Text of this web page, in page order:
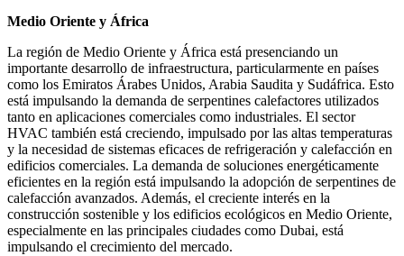
Medio Oriente y África
La región de Medio Oriente y África está presenciando un
importante desarrollo de infraestructura, particularmente en países
como los Emiratos Árabes Unidos, Arabia Saudita y Sudáfrica. Esto
está impulsando la demanda de serpentines calefactores utilizados
tanto en aplicaciones comerciales como industriales. El sector
HVAC también está creciendo, impulsado por las altas temperaturas
y la necesidad de sistemas eficaces de refrigeración y calefacción en
edificios comerciales. La demanda de soluciones energéticamente
eficientes en la región está impulsando la adopción de serpentines de
calefacción avanzados. Además, el creciente interés en la
construcción sostenible y los edificios ecológicos en Medio Oriente,
especialmente en las principales ciudades como Dubai, está
impulsando el crecimiento del mercado.